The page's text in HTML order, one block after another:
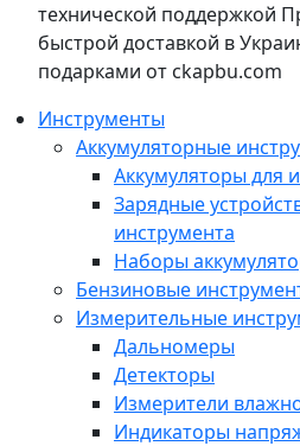
технической поддержкой
быстрой доставкой в
подарками от ckapbu.com
Инструменты
Аккумуляторные
Аккумуляторы для
Зарядные
инструмента
Наборы
Бензиновые
Измерительные
Дальномеры
Детекторы
Измерители
Индикаторы